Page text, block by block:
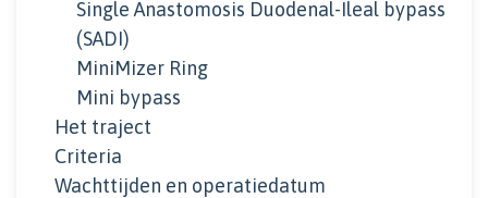
Single Anastomosis Duodenal-Ileal bypass
(SADI)
MiniMizer Ring
Mini bypass
Het traject
Criteria
Wachttijden en operatiedatum